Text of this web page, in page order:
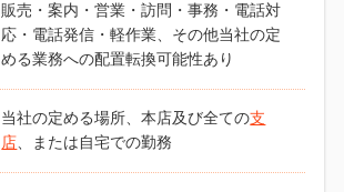
販売・案内・営業・訪問・事務・電話対
応・電話発信・軽作業、その他当社の定
める業務への配置転換可能性あり
当社の定める場所、本店及び全ての支
店、または自宅での勤務